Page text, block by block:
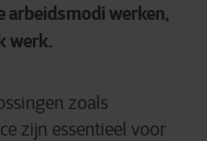
arbeidsmodi werken,
werk.
zoals
zijn essentieel voor